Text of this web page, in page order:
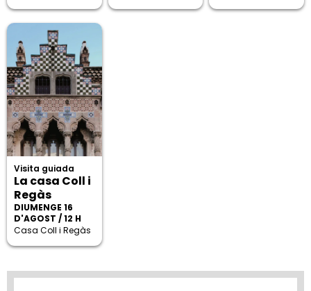
Visita guiada
La casa Coll i
Regàs
DIUMENGE 16
D'AGOST / 12 H
Casa Coll i Regàs